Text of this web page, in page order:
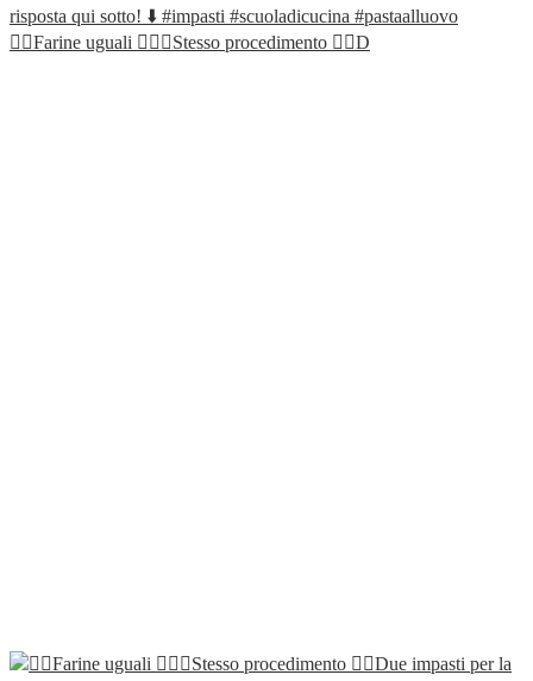
👯‍♀️Farine uguali 🙇🏼‍♀️Stesso procedimento 🤷‍♀️D